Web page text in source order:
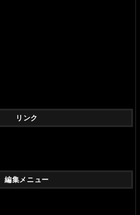
リンク
編集メニュー